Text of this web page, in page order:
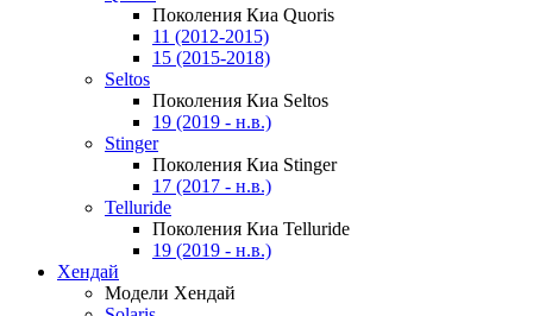
Поколения Киа Quoris
11 (2012-2015)
15 (2015-2018)
Seltos
Поколения Киа Seltos
19 (2019 - н.в.)
Stinger
Поколения Киа Stinger
17 (2017 - н.в.)
Telluride
Поколения Киа Telluride
19 (2019 - н.в.)
Хендай
Модели Хендай